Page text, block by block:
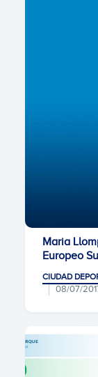
Maria
Europeo
CIUDAD
08/07/